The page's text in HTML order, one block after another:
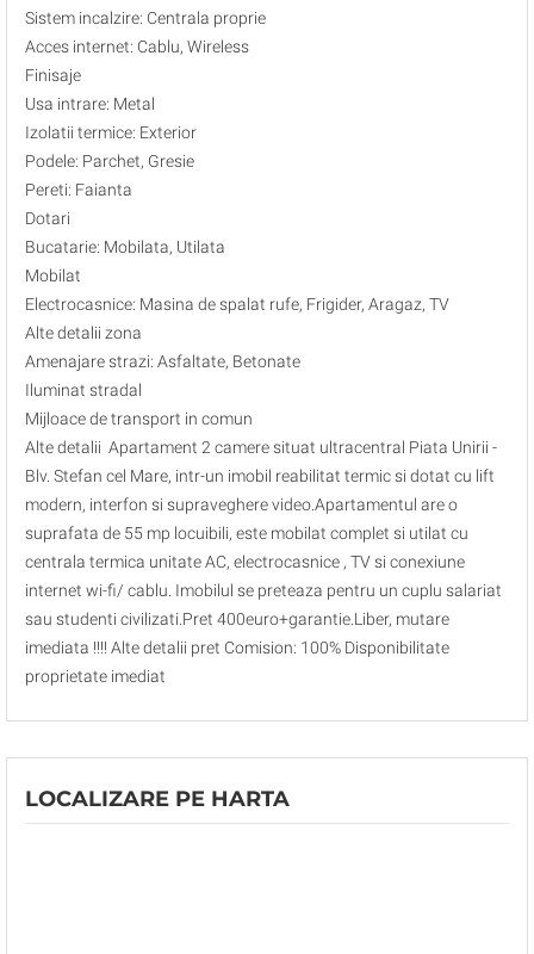
Sistem incalzire: Centrala proprie
Acces internet: Cablu, Wireless
Finisaje
Usa intrare: Metal
Izolatii termice: Exterior
Podele: Parchet, Gresie
Pereti: Faianta
Dotari
Bucatarie: Mobilata, Utilata
Mobilat
Electrocasnice: Masina de spalat rufe, Frigider, Aragaz, TV
Alte detalii zona
Amenajare strazi: Asfaltate, Betonate
Iluminat stradal
Mijloace de transport in comun
Alte detalii Apartament 2 camere situat ultracentral Piata Unirii -
Blv. Stefan cel Mare, intr-un imobil reabilitat termic si dotat cu lift
modern, interfon si supraveghere video.Apartamentul are o
suprafata de 55 mp locuibili, este mobilat complet si utilat cu
centrala termica unitate AC, electrocasnice , TV si conexiune
internet wi-fi/ cablu. Imobilul se preteaza pentru un cuplu salariat
sau studenti civilizati.Pret 400euro+garantie.Liber, mutare
imediata !!!! Alte detalii pret Comision: 100% Disponibilitate
proprietate imediat
LOCALIZARE PE HARTA